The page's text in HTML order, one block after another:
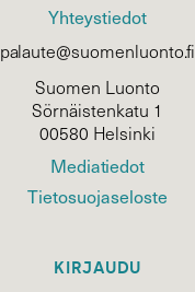
Yhteystiedot
palaute@suomenluonto.fi
Suomen Luonto
Sörnäistenkatu 1
00580 Helsinki
Mediatiedot
Tietosuojaseloste
KIRJAUDU